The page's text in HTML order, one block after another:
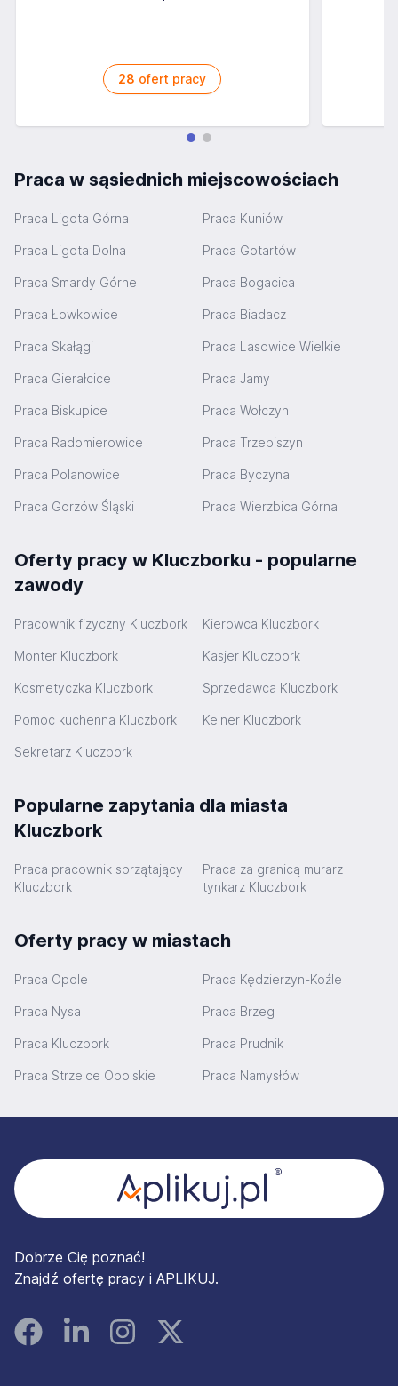
28 ofert pracy
Praca w sąsiednich miejscowościach
Praca Ligota Górna Praca Kuniów
Praca Ligota Dolna Praca Gotartów
Praca Smardy Górne Praca Bogacica
Praca Łowkowice Praca Biadacz
Praca Skałągi Praca Lasowice Wielkie
Praca Gierałcice Praca Jamy
Praca Biskupice Praca Wołczyn
Praca Radomierowice Praca Trzebiszyn
Praca Polanowice Praca Byczyna
Praca Gorzów Śląski Praca Wierzbica Górna
Oferty pracy w Kluczborku - popularne
zawody
Pracownik fizyczny Kluczbork Kierowca Kluczbork
Monter Kluczbork Kasjer Kluczbork
Kosmetyczka Kluczbork Sprzedawca Kluczbork
Pomoc kuchenna Kluczbork Kelner Kluczbork
Sekretarz Kluczbork
Popularne zapytania dla miasta
Kluczbork
Praca pracownik sprzątający
Kluczbork
Praca za granicą murarz
tynkarz Kluczbork
Oferty pracy w miastach
Praca Opole Praca Kędzierzyn-Koźle
Praca Nysa Praca Brzeg
Praca Kluczbork Praca Prudnik
Praca Strzelce Opolskie Praca Namysłów
Dobrze Cię poznać!
Znajdź ofertę pracy i APLIKUJ.
FacebookLinked InInstagramInstagram